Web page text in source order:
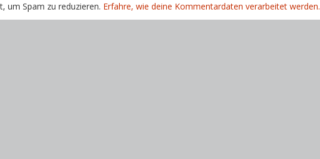
um Spam zu reduzieren. Erfahre, wie deine Kommentardaten verarbeitet werden.